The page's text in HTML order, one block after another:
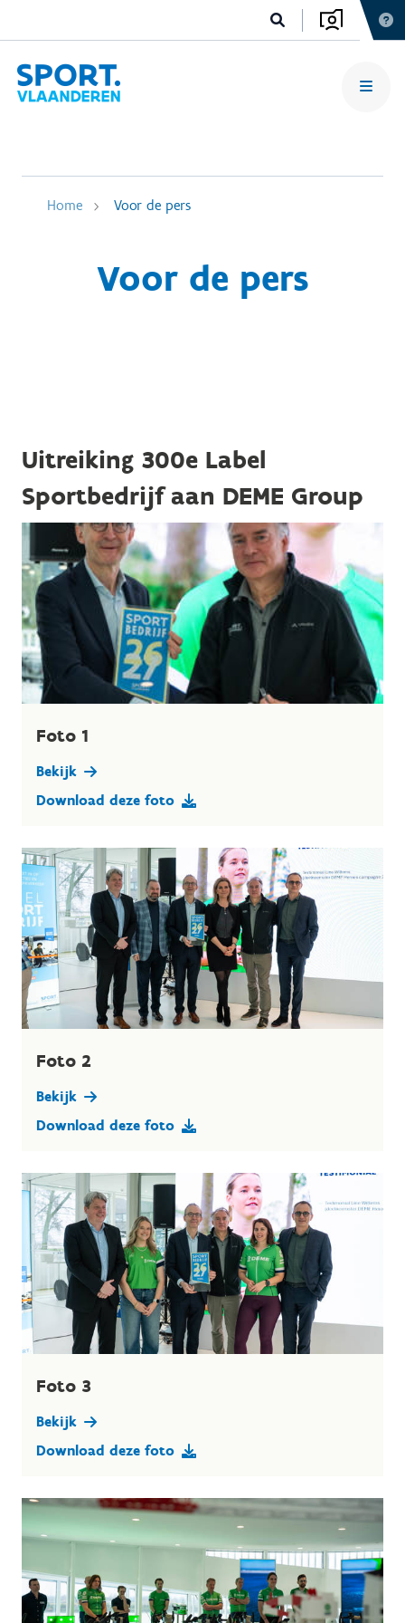
Home Voor de pers
Voor de pers
Uitreiking 300e Label
Sportbedrijf aan DEME Group
Foto 1
Bekijk
Download deze foto
Foto 2
Bekijk
Download deze foto
Foto 3
Bekijk
Download deze foto